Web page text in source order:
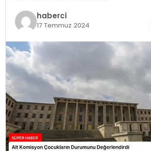
TEKNOLOJIhaberci
17 Temmuz 2024